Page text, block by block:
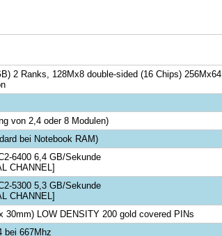
2 Ranks, 128Mx8 double-sided (16 Chips) 256Mx64
von 2,4 oder 8 Modulen)
bei Notebook RAM)
6400 6,4 GB/Sekunde
CHANNEL]
5300 5,3 GB/Sekunde
CHANNEL]
30mm) LOW DENSITY 200 gold covered PINs
bei 667Mhz